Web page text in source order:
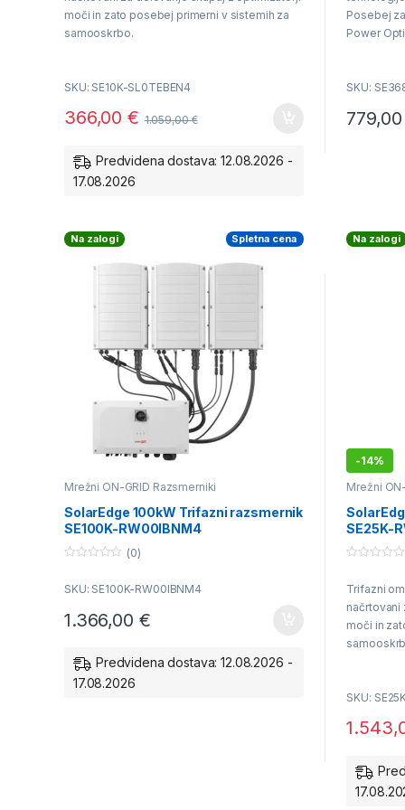
f
5
moči in zato posebej primerni v sistemih za
samooskrbo.
Delovanje skupaj z optimizatorji SE
Garancija 12 let
SKU: SE10K-SL0TEBEN4
366,00€ 1.059,00€
Predvidena dostava: 12.08.2026 -
17.08.2026
f
5
Posebej
Power
Hiter in
SetApp
SKU:
Na zalogi Spletna cena
Mrežni ON-GRID Razsmerniki
SolarEdge 100kW Trifazni razsmernik
SE100K-RW00IBNM4
u
(0)
SKU: SE100K-RW00IBNM4
1.366,00 €
Predvidena dostava: 12.08.2026 -
17.08.2026
Na zalogi
-14%
Mrežni
SE25K-
u
o
f
5
Trifazni
načrtovani
moči in
SKU: